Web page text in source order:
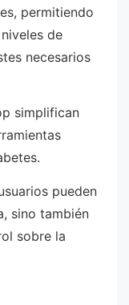
permitiendo
de
necesarios
simplifican
pueden
sino también
sobre la